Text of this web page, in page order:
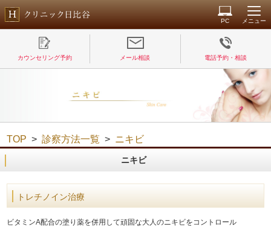
PC メニュー
カウンセリング予約 メール相談 電話予約・相談
TOP >診察方法一覧 > ニキビ
ニキビ
トレチノイン治療
ビタミンA配合の塗り薬を併用して頑固な大人のニキビをコントロール